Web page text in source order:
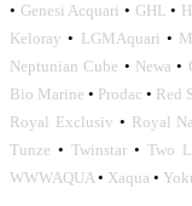
• Genesi Acquari • GHL •
Keloray • LGMAquari •
Neptunian Cube • Newa •
Bio Marine • Prodac • Red
Royal Exclusiv • Royal
Tunze • Twinstar • Two
WWWAQUA• Xaqua •